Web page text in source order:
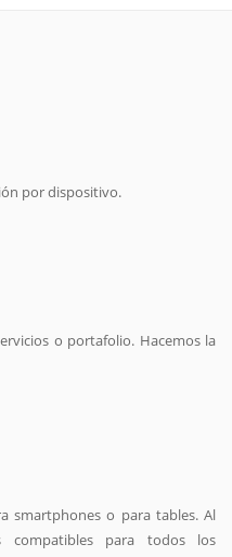
por dispositivo.
o portafolio. Hacemos la
smartphones o para tables. Al
compatibles para todos los